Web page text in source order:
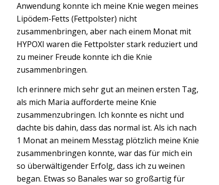
Anwendung konnte ich meine Knie wegen meines
Lipödem-Fetts (Fettpolster) nicht
zusammenbringen, aber nach einem Monat mit
HYPOXI waren die Fettpolster stark reduziert und
zu meiner Freude konnte ich die Knie
zusammenbringen.
Ich erinnere mich sehr gut an meinen ersten Tag,
als mich Maria aufforderte meine Knie
zusammenzubringen. Ich konnte es nicht und
dachte bis dahin, dass das normal ist. Als ich nach
1 Monat an meinem Messtag plötzlich meine Knie
zusammenbringen konnte, war das für mich ein
so überwältigender Erfolg, dass ich zu weinen
began. Etwas so Banales war so großartig für